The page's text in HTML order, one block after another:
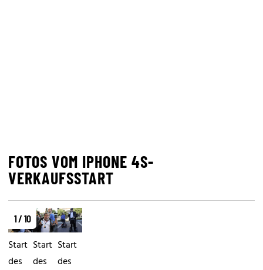
FOTOS VOM IPHONE 4S-
VERKAUFSSTART
1 / 10
Start
des
Start
des
Start
des